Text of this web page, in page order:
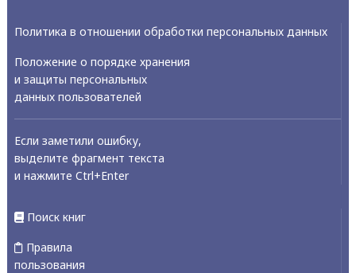
Политика в отношении обработки персональных данных
Положение о порядке хранения
и защиты персональных
данных пользователей
Если заметили ошибку,
выделите фрагмент текста
и нажмите Ctrl+Enter
Поиск книг
Правила
пользования